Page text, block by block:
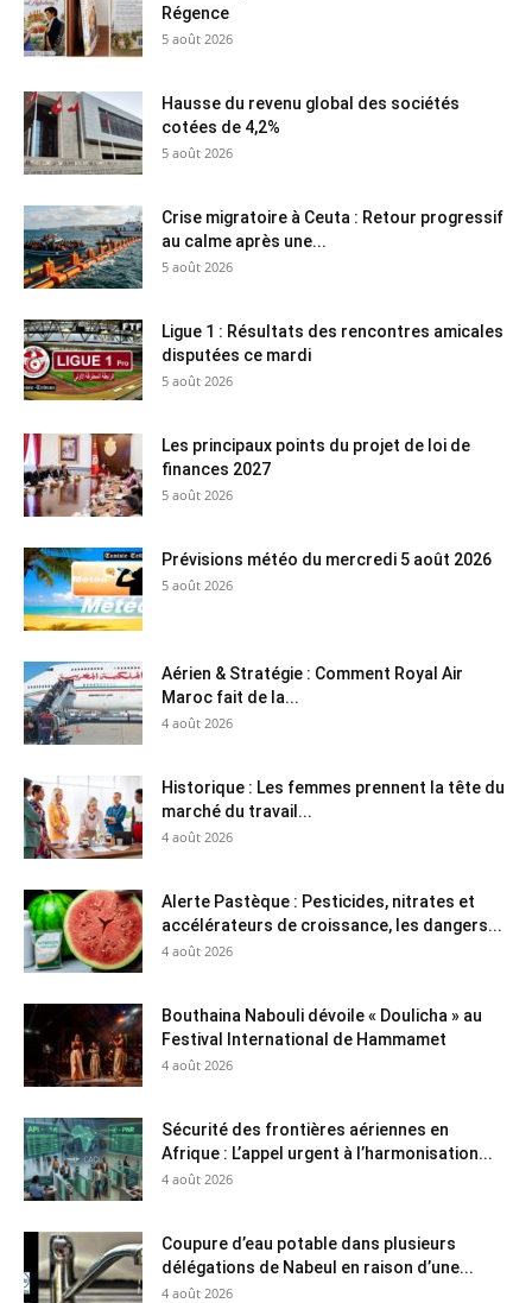
Régence
5 août 2026
Hausse du revenu global des sociétés
cotées de 4,2%
5 août 2026
Crise migratoire à Ceuta : Retour progressif
au calme après une...
5 août 2026
Ligue 1 : Résultats des rencontres amicales
disputées ce mardi
5 août 2026
Les principaux points du projet de loi de
finances 2027
5 août 2026
Prévisions météo du mercredi 5 août 2026
5 août 2026
Aérien & Stratégie : Comment Royal Air
Maroc fait de la...
4 août 2026
Historique : Les femmes prennent la tête du
marché du travail...
4 août 2026
Alerte Pastèque : Pesticides, nitrates et
accélérateurs de croissance, les dangers...
4 août 2026
Bouthaina Nabouli dévoile « Doulicha » au
Festival International de Hammamet
4 août 2026
Sécurité des frontières aériennes en
Afrique : L’appel urgent à l’harmonisation...
4 août 2026
Coupure d’eau potable dans plusieurs
délégations de Nabeul en raison d’une...
4 août 2026